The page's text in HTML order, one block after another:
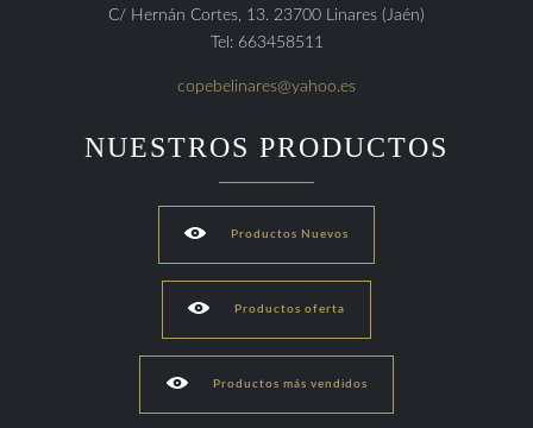
C/ Hernán Cortes, 13. 23700 Linares (Jaén)
Tel: 663458511
copebelinares@yahoo.es
NUESTROS PRODUCTOS
 Productos Nuevos
 Productos oferta
 Productos más vendidos